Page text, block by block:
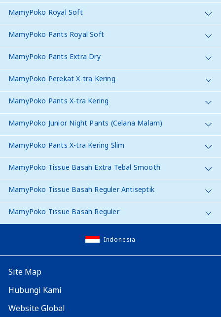
MamyPoko Royal Soft
MamyPoko Pants Royal Soft
MamyPoko Pants Extra Dry
MamyPoko Perekat X-tra Kering
MamyPoko Pants X-tra Kering
MamyPoko Junior Night Pants (Celana Malam)
MamyPoko Pants X-tra Kering Slim
MamyPoko Tissue Basah Extra Tebal Smooth
MamyPoko Tissue Basah Reguler Antiseptik
MamyPoko Tissue Basah Reguler
Indonesia
Site Map
Hubungi Kami
Website Global